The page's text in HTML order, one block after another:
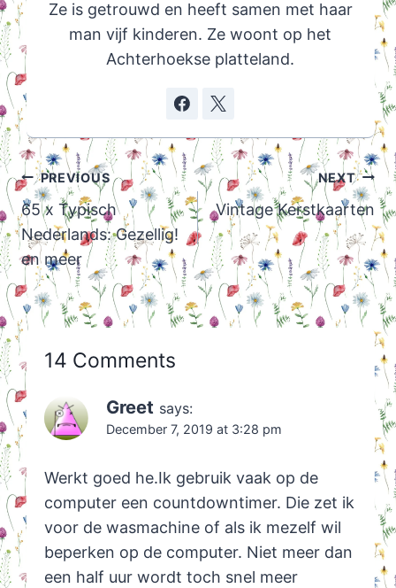
Ze is getrouwd en heeft samen met haar
man vijf kinderen. Ze woont op het
Achterhoekse platteland.
Post
navigation
PREVIOUS
65 x Typisch
Nederlands: Gezellig!
en meer
NEXT
Vintage Kerstkaarten
14 Comments
Greet says:
December 7, 2019 at 3:28 pm
Werkt goed he.Ik gebruik vaak op de
computer een countdowntimer. Die zet ik
voor de wasmachine of als ik mezelf wil
beperken op de computer. Niet meer dan
een half uur wordt toch snel meer